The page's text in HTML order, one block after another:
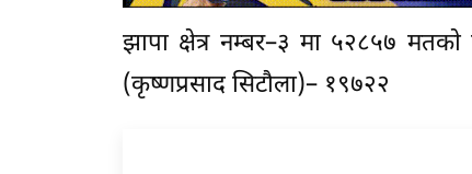
झापा क्षेत्र नम्बर–३ मा ५२८५७
(कृष्णप्रसाद सिटौला)– १९७२२